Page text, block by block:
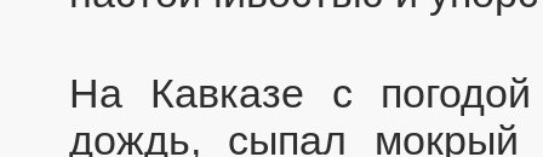
На Кавказе с
дождь, сыпал мокрый